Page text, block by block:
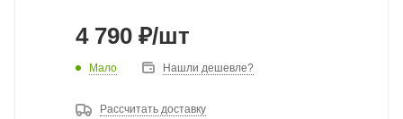
4 790 ₽/шт
Мало Нашли дешевле?
Рассчитать доставку